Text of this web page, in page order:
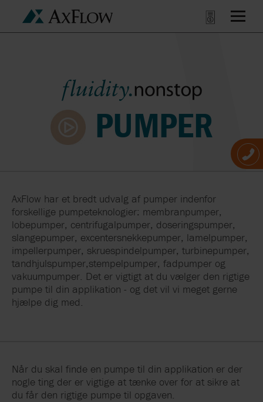
PUMPER
AxFlow har et bredt udvalg af pumper indenfor
forskellige pumpeteknologier: membranpumper,
lobepumper, centrifugalpumper, doseringspumper,
slangepumper, excentersnekkepumper, lamelpumper,
impellerpumper, skruespindelpumper, turbinepumper,
tandhjulspumper,stempelpumper, fadpumper og
vakuumpumper. Det er vigtigt at du vælger den rigtige
pumpe til din applikation - og det vil vi meget gerne
hjælpe dig med.
Når du skal finde en pumpe til din applikation er der
nogle ting der er vigtige at tænke over for at sikre at
du får den rigtige pumpe til opgaven.